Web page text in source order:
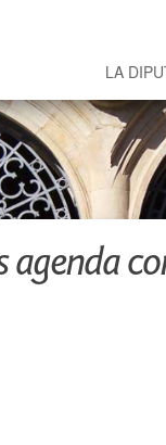
LA
agenda